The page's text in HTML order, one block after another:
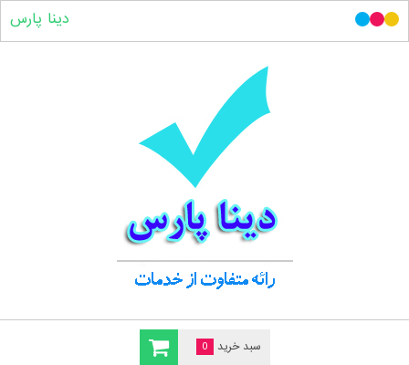
سبد خرید 0
دینا پارس